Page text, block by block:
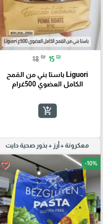
18 ₪ 15 ₪
Liguori باستا بني من القمح
الكامل العضوي 500غرام
add_shopping_cart
معكرونة + أرز + بذور صحية دايت
favorite_border -10%